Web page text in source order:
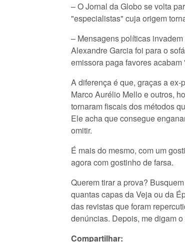
– O Jornal da Globo se volta
"especialistas" cuja origem
– Mensagens políticas
Alexandre Garcia foi para o
emissora paga favores
A diferença é que, graças a
Marco Aurélio Mello e outros,
tornaram fiscais dos métodos
Ele acha que consegue
omitir.
É mais do mesmo, com um
agora com gostinho de farsa.
Querem tirar a prova?
quantas capas da Veja ou da
das revistas que foram
denúncias. Depois, me digam
Compartilhar: